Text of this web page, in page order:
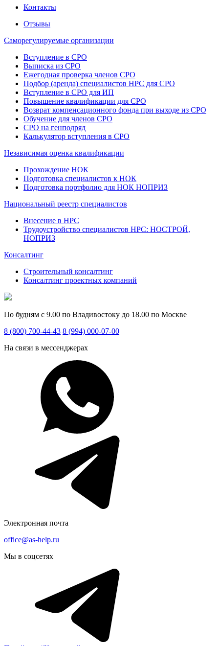
Контакты
Отзывы
Саморегулируемые организации
Вступление в СРО
Выписка из СРО
Ежегодная проверка членов СРО
Подбор (аренда) специалистов НРС для СРО
Вступление в СРО для ИП
Повышение квалификации для СРО
Возврат компенсационного фонда при выходе из СРО
Обучение для членов СРО
СРО на генподряд
Калькулятор вступления в СРО
Независимая оценка квалификации
Прохождение НОК
Подготовка специалистов к НОК
Подготовка портфолио для НОК НОПРИЗ
Национальный реестр специалистов
Внесение в НРС
Трудоустройство специалистов НРС: НОСТРОЙ,
НОПРИЗ
Консалтинг
Строительный консалтинг
Консалтинг проектных компаний
По будням с 9.00 по Владивостоку до 18.00 по Москве
8 (800) 700-44-43 8 (994) 000-07-00
На связи в мессенджерах
Электронная почта
office@as-help.ru
Мы в соцсетях